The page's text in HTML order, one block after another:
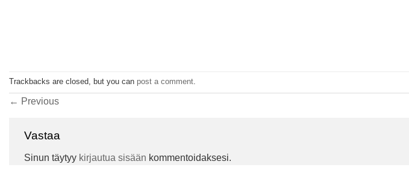
Trackbacks are closed, but you can post a comment
← Previous
Vastaa
Sinun täytyy kirjautua sisään kommentoidaksesi.